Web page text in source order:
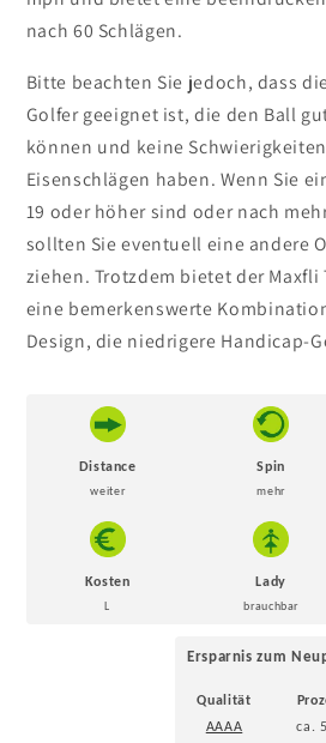
nach 60 Schlägen.
Bitte beachten Sie jedoch, dass
Golfer geeignet ist, die den Ball
können und keine
Eisenschlägen haben. Wenn Sie
19 oder höher sind oder nach
sollten Sie eventuell eine andere
ziehen. Trotzdem bietet der Maxfli
eine bemerkenswerte
Design, die niedrigere Handicap-
Distance Spin
weiter mehr
Kosten Lady
L brauchbar
Ersparnis zum
Qualität
AAAA
ca.